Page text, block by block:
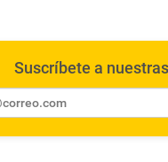
Suscríbete a